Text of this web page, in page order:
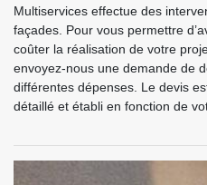
Multiservices effectue des
façades. Pour vous permettre
coûter la réalisation de votre
envoyez-nous une demande de
différentes dépenses. Le devis
détaillé et établi en fonction de